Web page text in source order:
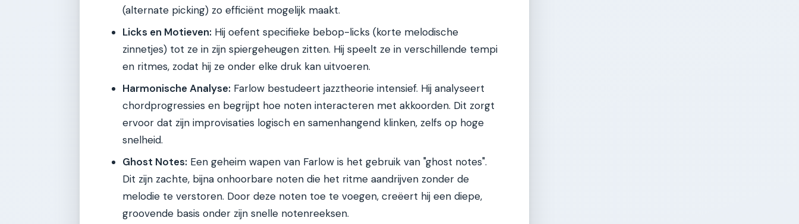
(alternate picking) zo efficiënt mogelijk maakt.
Licks en Motieven: Hij oefent specifieke bebop-licks (korte melodische
zinnetjes) tot ze in zijn spiergeheugen zitten. Hij speelt ze in verschillende tempi
en ritmes, zodat hij ze onder elke druk kan uitvoeren.
Harmonische Analyse: Farlow bestudeert jazztheorie intensief. Hij analyseert
chordprogressies en begrijpt hoe noten interacteren met akkoorden. Dit zorgt
ervoor dat zijn improvisaties logisch en samenhangend klinken, zelfs op hoge
snelheid.
Ghost Notes: Een geheim wapen van Farlow is het gebruik van "ghost notes".
Dit zijn zachte, bijna onhoorbare noten die het ritme aandrijven zonder de
melodie te verstoren. Door deze noten toe te voegen, creëert hij een diepe,
groovende basis onder zijn snelle notenreeksen.